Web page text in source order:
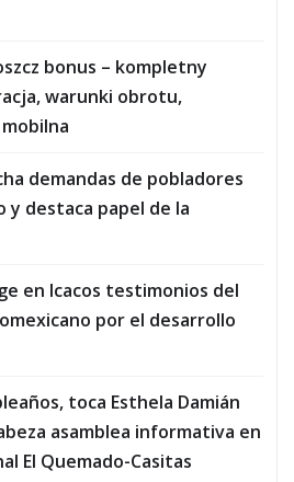
bonus – kompletny
warunki obrotu,
demandas de pobladores
y destaca papel de la
en Icacos testimonios del
por el desarrollo
toca Esthela Damián
asamblea informativa en
El Quemado-Casitas